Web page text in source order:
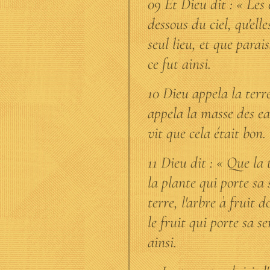
09 Et Dieu dit : « Les
dessous du ciel,
seul lieu, et que
ce fut ainsi.
10 Dieu appela la
appela la masse des
vit que cela était bon.
11 Dieu dit : « Que la
la plante qui porte sa
terre, l'arbre à fruit
le fruit qui porte sa
ainsi.